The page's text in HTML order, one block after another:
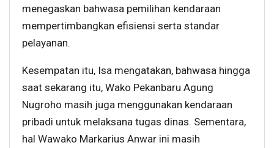
menegaskan bahwasa pemilihan kendaraan
mempertimbangkan efisiensi serta standar
pelayanan.
Kesempatan itu, Isa mengatakan, bahwasa hingga
saat sekarang itu, Wako Pekanbaru Agung
Nugroho masih juga menggunakan kendaraan
pribadi untuk melaksana tugas dinas. Sementara,
hal Wawako Markarius Anwar ini masih